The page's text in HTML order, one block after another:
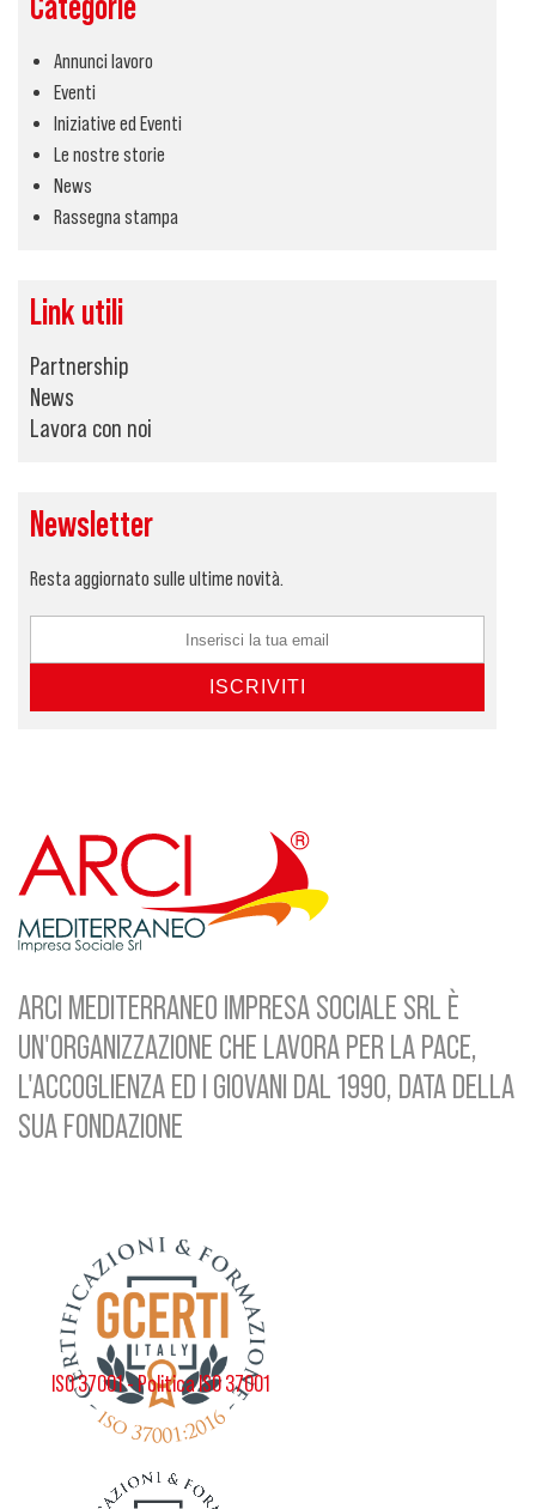
Categorie
Annunci lavoro
Eventi
Iniziative ed Eventi
Le nostre storie
News
Rassegna stampa
Link utili
Partnership
News
Lavora con noi
Newsletter
Resta aggiornato sulle ultime novità.
ARCI MEDITERRANEO IMPRESA SOCIALE SRL È
UN'ORGANIZZAZIONE CHE LAVORA PER LA PACE,
L'ACCOGLIENZA ED I GIOVANI DAL 1990, DATA DELLA
SUA FONDAZIONE
ISO 37001 - Politica ISO 37001